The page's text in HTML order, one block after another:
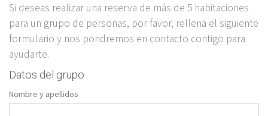
Si deseas realizar una reserva de más de 5 habitaciones
para un grupo de personas, por favor, rellena el siguiente
formulario y nos pondremos en contacto contigo para
ayudarte.
Datos del grupo
Nombre y apellidos